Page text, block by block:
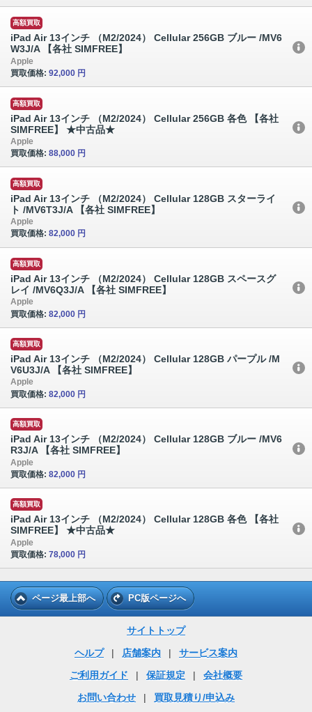
高額買取
iPad Air 13インチ （M2/2024） Cellular 256GB ブルー /MV6
W3J/A 【各社 SIMFREE】
Apple
買取価格: 92,000 円
高額買取
iPad Air 13インチ （M2/2024） Cellular 256GB 各色 【各社
SIMFREE】 ★中古品★
Apple
買取価格: 88,000 円
高額買取
iPad Air 13インチ （M2/2024） Cellular 128GB スターライ
ト /MV6T3J/A 【各社 SIMFREE】
Apple
買取価格: 82,000 円
高額買取
iPad Air 13インチ （M2/2024） Cellular 128GB スペースグ
レイ /MV6Q3J/A 【各社 SIMFREE】
Apple
買取価格: 82,000 円
高額買取
iPad Air 13インチ （M2/2024） Cellular 128GB パープル /M
V6U3J/A 【各社 SIMFREE】
Apple
買取価格: 82,000 円
高額買取
iPad Air 13インチ （M2/2024） Cellular 128GB ブルー /MV6
R3J/A 【各社 SIMFREE】
Apple
買取価格: 82,000 円
高額買取
iPad Air 13インチ （M2/2024） Cellular 128GB 各色 【各社
SIMFREE】 ★中古品★
Apple
買取価格: 78,000 円
ページ最上部へ PC版ページへ
サイトトップ
ヘルプ
| 店舗案内 |
サービス案内
ご利用ガイド
| 保証規定 |
会社概要
お問い合わせ
| 買取見積り/申込み